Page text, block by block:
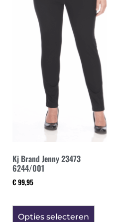
Kj Brand Jenny 23473
6244/001
€ 99,95
Opties selecteren